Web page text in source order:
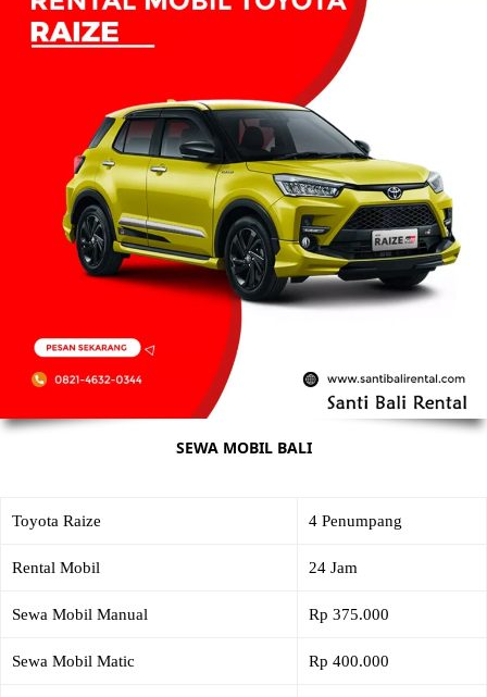
SEWA MOBIL BALI
Toyota Raize 4 Penumpang
Rental Mobil 24 Jam
Sewa Mobil Manual Rp 375.000
Sewa Mobil Matic Rp 400.000